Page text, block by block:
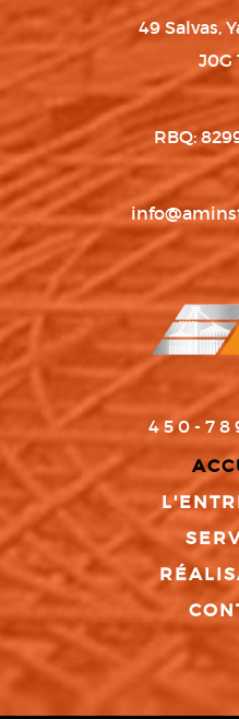
49 Salvas,
J0G
RBQ:
450-